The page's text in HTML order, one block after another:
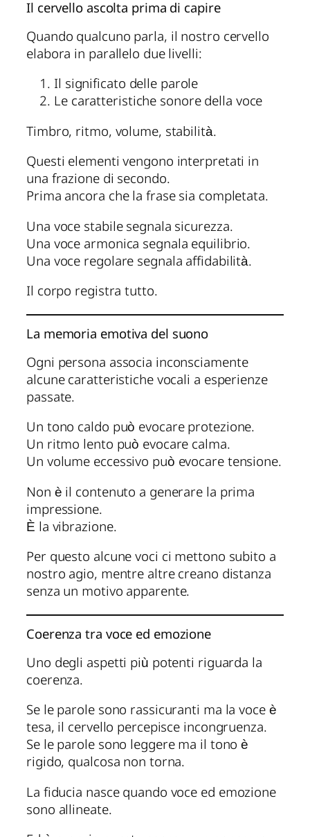
Il cervello ascolta prima di capire
Quando qualcuno parla, il nostro cervello
elabora in parallelo due livelli:
Il significato delle parole
Le caratteristiche sonore della voce
Timbro, ritmo, volume, stabilità.
Questi elementi vengono interpretati in
una frazione di secondo.
Prima ancora che la frase sia completata.
Una voce stabile segnala sicurezza.
Una voce armonica segnala equilibrio.
Una voce regolare segnala affidabilità.
Il corpo registra tutto.
La memoria emotiva del suono
Ogni persona associa inconsciamente
alcune caratteristiche vocali a esperienze
passate.
Un tono caldo può evocare protezione.
Un ritmo lento può evocare calma.
Un volume eccessivo può evocare tensione.
Non è il contenuto a generare la prima
impressione.
È la vibrazione.
Per questo alcune voci ci mettono subito a
nostro agio, mentre altre creano distanza
senza un motivo apparente.
Coerenza tra voce ed emozione
Uno degli aspetti più potenti riguarda la
coerenza.
Se le parole sono rassicuranti ma la voce è
tesa, il cervello percepisce incongruenza.
Se le parole sono leggere ma il tono è
rigido, qualcosa non torna.
La fiducia nasce quando voce ed emozione
sono allineate.